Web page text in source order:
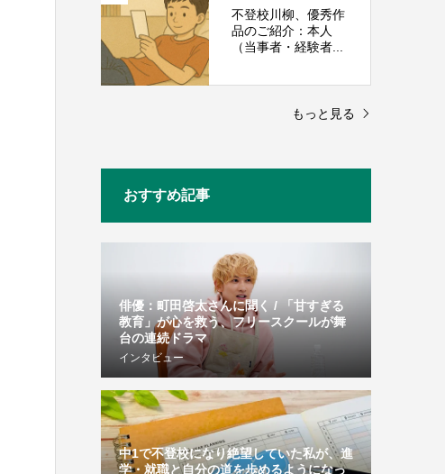
不登校川柳、優秀作
品のご紹介：本人
（当事者・経験者...
もっと見る
おすすめ記事
俳優：町田啓太さんに聞く / 「甘すぎる
教育」が心を救う、フリースクールが舞
台の連続ドラマ
インタビュー
中1で不登校になり絶望していた私が、進
学・就職と自分の道を歩めるようになっ